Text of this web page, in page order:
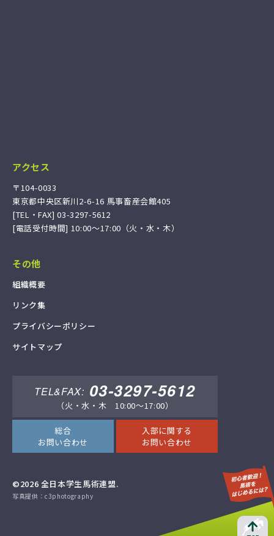
アクセス
〒104-0033
東京都中央区新川2-6-16 馬事畜産会館405
[TEL・FAX] 03-3297-5612
[電話受付時間] 10:00〜17:00（火・水・木）
その他
組織概要
リ ンク集
プライバシーポリ シー
サイ ト マ ップ
TEL&FAX: 03-3297-5612
（火・水・木 10:00～17:00）
総合
お問い合わせ
入部に関する
お問い合わせ
©2026 全日本学生馬術連盟.
写真提供：c3photography